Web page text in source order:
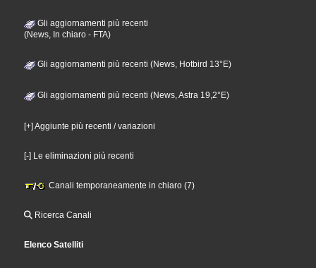
Gli aggiornamenti più recenti
(News, In chiaro - FTA)
Gli aggiornamenti più recenti (News, Hotbird 13°E)
Gli aggiornamenti più recenti (News, Astra 19,2°E)
[+] Aggiunte più recenti / variazioni
[-] Le eliminazioni più recenti
Canali temporaneamente in chiaro (7)
Ricerca Canali
Elenco Satelliti